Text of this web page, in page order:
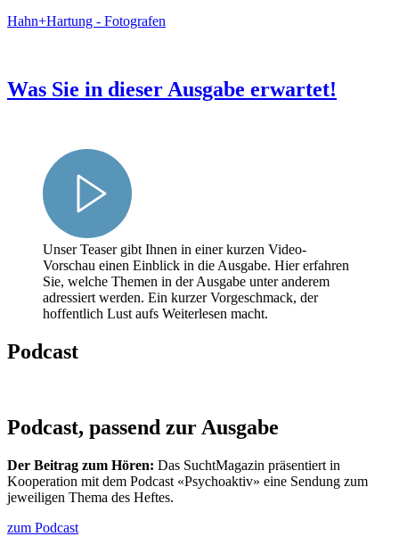
Hahn+Hartung - Fotografen
Was Sie in dieser Ausgabe erwartet!
Unser Teaser gibt Ihnen in einer kurzen Video-
Vorschau einen Einblick in die Ausgabe. Hier erfahren
Sie, welche Themen in der Ausgabe unter anderem
adressiert werden. Ein kurzer Vorgeschmack, der
hoffentlich Lust aufs Weiterlesen macht.
Podcast
Podcast, passend zur Ausgabe
Der Beitrag zum Hören: Das SuchtMagazin präsentiert in
Kooperation mit dem Podcast «Psychoaktiv» eine Sendung zum
jeweiligen Thema des Heftes.
zum Podcast